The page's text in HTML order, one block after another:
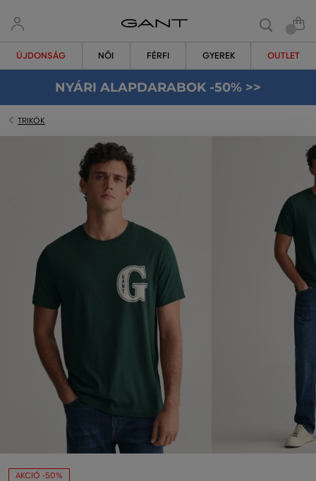
ÚJDONSÁG NŐI FÉRFI GYEREK OUTLET
NYÁRI ALAPDARABOK -50% >>
TRIKÓK
AKCIÓ -50%